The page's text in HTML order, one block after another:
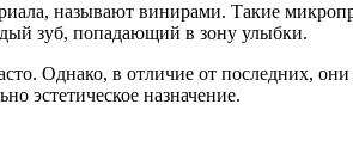
называют винирами. Такие
зуб, попадающий в зону улыбки.
Однако, в отличие от последних, они
эстетическое назначение.